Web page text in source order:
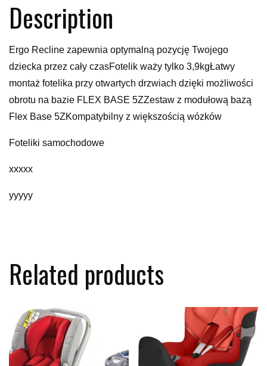
Description
Ergo Recline zapewnia optymalną pozycję Twojego
dziecka przez cały czasFotelik waży tylko 3,9kgŁatwy
montaż fotelika przy otwartych drzwiach dzięki możliwości
obrotu na bazie FLEX BASE 5ZZestaw z modułową bazą
Flex Base 5ZKompatybilny z większością wózków
Foteliki samochodowe
xxxxx
yyyyy
Related products